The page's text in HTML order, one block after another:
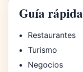
Guía rápida
Restaurantes
Turismo
Negocios